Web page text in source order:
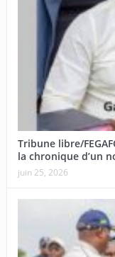
Tribune libre/
la chronique d’un
juin 25, 2026